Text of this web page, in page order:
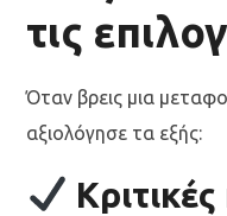
τις
Όταν βρεις μια
αξιολόγησε τα εξής: